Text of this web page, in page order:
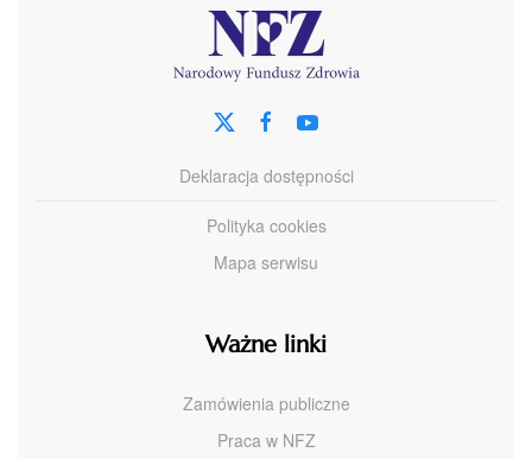
Deklaracja dostępności
Polityka cookies
Mapa serwisu
Ważne linki
Zamówienia publiczne
Praca w NFZ